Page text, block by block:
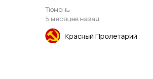
Тюмень
5 месяцев назад
Красный Пролетарий